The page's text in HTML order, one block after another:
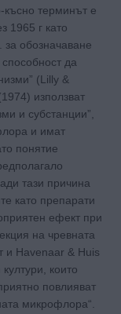
късно терминът е
1965 г като
за обозначаване
да
(Lilly &
използват
и субстанции”,
и имат
понятие
тази причина
като препарати
ефект при
на чревната
и Havenaar & Huis
които
повлияват
микрофлора“.